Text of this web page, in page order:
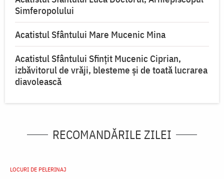
Simferopolului
Acatistul Sfântului Mare Mucenic Mina
Acatistul Sfântului Sfințit Mucenic Ciprian,
izbăvitorul de vrăji, blesteme și de toată lucrarea
diavolească
RECOMANDĂRILE ZILEI
LOCURI DE PELERINAJ